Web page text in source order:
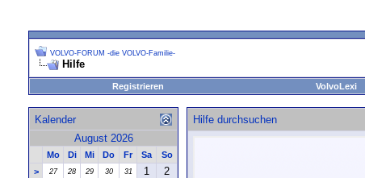
VOLVO-FORUM -die VOLVO-Familie-
Hilfe
Registrieren VolvoLexi
Kalender
August 2026
Mo Di Mi Do Fr Sa
So
>
27 28 29 30 31 1 2
Hilfe durchsuchen